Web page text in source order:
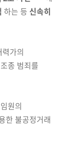
하는 등 신속히
가의
종 범죄를
원의
한 불공정거래